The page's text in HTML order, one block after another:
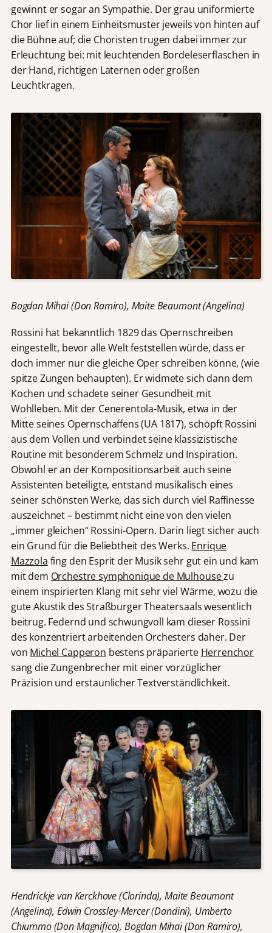
gewinnt er sogar an Sympathie. Der grau uniformierte
Chor lief in einem Einheitsmuster jeweils von hinten auf
die Bühne auf; die Choristen trugen dabei immer zur
Erleuchtung bei: mit leuchtenden Bordeleserflaschen in
der Hand, richtigen Laternen oder großen
Leuchtkragen.
Bogdan Mihai (Don Ramiro), Maite Beaumont (Angelina)
Rossini hat bekanntlich 1829 das Opernschreiben
eingestellt, bevor alle Welt feststellen würde, dass er
doch immer nur die gleiche Oper schreiben könne, (wie
spitze Zungen behaupten). Er widmete sich dann dem
Kochen und schadete seiner Gesundheit mit
Wohlleben. Mit der Cenerentola-Musik, etwa in der
Mitte seines Opernschaffens (UA 1817), schöpft Rossini
aus dem Vollen und verbindet seine klassizistische
Routine mit besonderem Schmelz und Inspiration.
Obwohl er an der Kompositionsarbeit auch seine
Assistenten beteiligte, entstand musikalisch eines
seiner schönsten Werke, das sich durch viel Raffinesse
auszeichnet – bestimmt nicht eine von den vielen
„immer gleichen“ Rossini-Opern. Darin liegt sicher auch
ein Grund für die Beliebtheit des Werks. Enrique
Mazzola fing den Esprit der Musik sehr gut ein und kam
mit dem Orchestre symphonique de Mulhousezu
einem inspirierten Klang mit sehr viel Wärme, wozu die
gute Akustik des Straßburger Theatersaals wesentlich
beitrug. Federnd und schwungvoll kam dieser Rossini
des konzentriert arbeitenden Orchesters daher. Der
von Michel Capperon bestens präparierte Herrenchor
sang die Zungenbrecher mit einer vorzüglicher
Präzision und erstaunlicher Textverständlichkeit.
Hendrickje van Kerckhove (Clorinda), Maite Beaumont
(Angelina), Edwin Crossley-Mercer (Dandini), Umberto
Chiummo (Don Magnifico), Bogdan Mihai (Don Ramiro),